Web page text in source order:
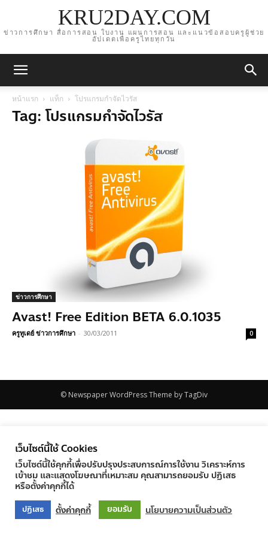
KRU2DAY.COM
ข่าวการศึกษา สื่อการสอน ใบงาน แผนการสอน และแนวข้อสอบครูผู้ช่วย
อัปเดตเพื่อครูไทยทุกวัน
หน้าแรก แท็ก โปรแกรมกำจัดไวรัส
Tag: โปรแกรมกำจัดไวรัส
ข่าวการศึกษา
Avast! Free Edition BETA 6.0.1035
ครูทูเดย์ ข่าวการศึกษา - 30/03/2011 0
© Newspaper WordPress Theme by TagDiv
เว็บไซต์นี้ใช้ Cookies
เว็บไซต์นี้ใช้คุกกี้เพื่อปรับปรุงประสบการณ์การใช้งาน วิเคราะห์การ
เข้าชม และแสดงโฆษณาที่เหมาะสม คุณสามารถยอมรับ ปฏิเสธ
หรือตั้งค่าคุกกี้ได้
ปฏิเสธ ตั้งค่าคุกกี้ ยอมรับ นโยบายความเป็นส่วนตัว